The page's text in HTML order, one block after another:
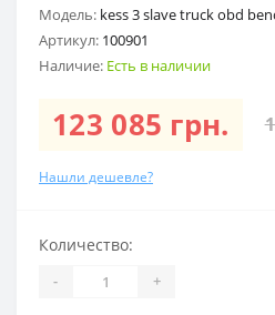
Модель: kess 3 slave truck obd
Артикул: 100901
Наличие: Есть в наличии
123 085 грн.
Нашли дешевле?
Количество:
- +